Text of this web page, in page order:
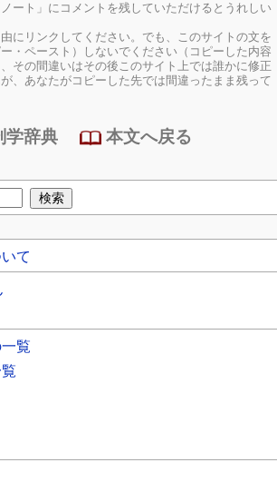
ート」にコメントを残していただけるとうれしい
にリンクしてください。でも、このサイトの文を
・ペースト）しないでください（コピーした内容
その間違いはその後このサイト上では誰かに修正
、あなたがコピーした先では間違ったまま残って
学辞典 本文へ戻る
て
覧